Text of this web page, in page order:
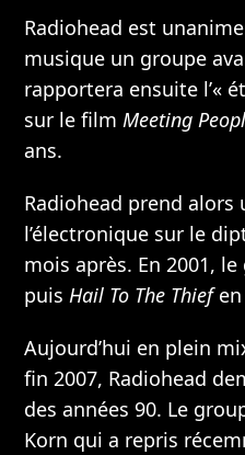
Radiohead est
musique un groupe
rapportera ensuite l’«
sur le film Meeting
ans.
Radiohead prend
l’électronique sur le
mois après. En 2001,
puis Hail To The Thiefen
Aujourd’hui en plein
fin 2007, Radiohead
des années 90. Le
Korn qui a repris